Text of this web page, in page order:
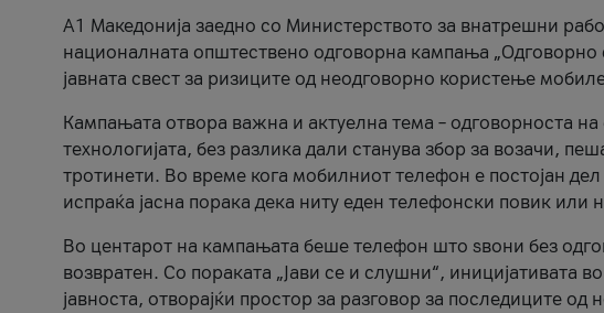
A1 Македонија заедно со Министерството за внатрешни
националната општествено одговорна кампања „Одговорно
јавната свест за ризиците од неодговорно користење
Кампањата отвора важна и актуелна тема – одговорноста
технологијата, без разлика дали станува збор за возачи,
тротинети. Во време кога мобилниот телефон е постојан дел
испраќа јасна порака дека ниту еден телефонски повик
Во центарот на кампањата беше телефон што ѕвони без
возвратен. Со пораката „Јави се и слушни“, иницијативата
јавноста, отворајќи простор за разговор за последиците